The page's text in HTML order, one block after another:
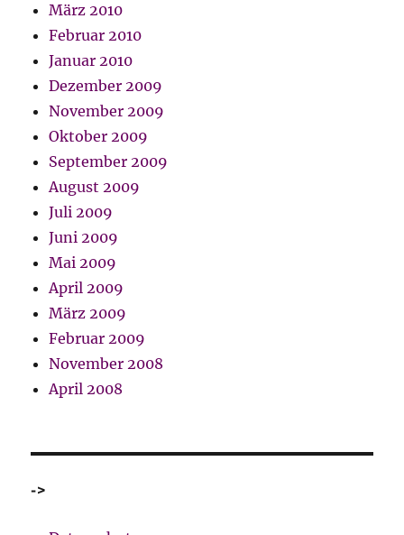
März 2010
Februar 2010
Januar 2010
Dezember 2009
November 2009
Oktober 2009
September 2009
August 2009
Juli 2009
Juni 2009
Mai 2009
April 2009
März 2009
Februar 2009
November 2008
April 2008
->